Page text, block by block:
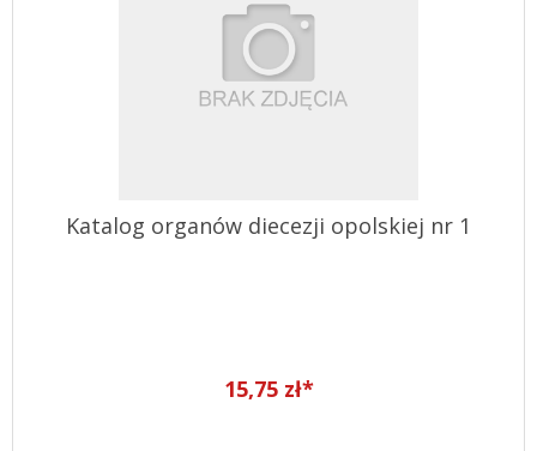
Katalog organów diecezji opolskiej nr 1
15,75 zł*